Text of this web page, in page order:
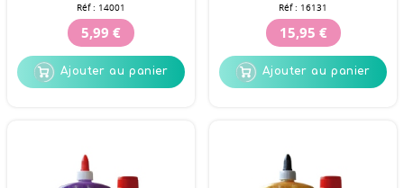
Réf : 14001
5,99 €
Ajouter au panier
Réf : 16131
15,95 €
Ajouter au panier